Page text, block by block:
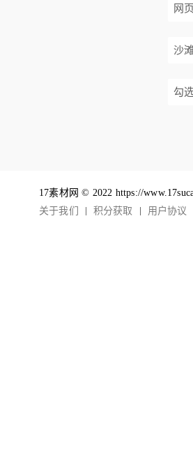
网
沙
勾
17素材网 © 2022 https://
关于我们
积分获取 用户协议